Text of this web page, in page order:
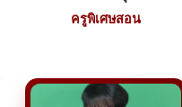
ครูพิเศษสอน